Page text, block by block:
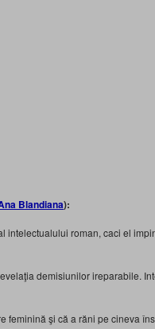
Blandiana):
intelectualului roman, caci el
demisiunilor ireparabile.
feminină şi că a răni pe cineva